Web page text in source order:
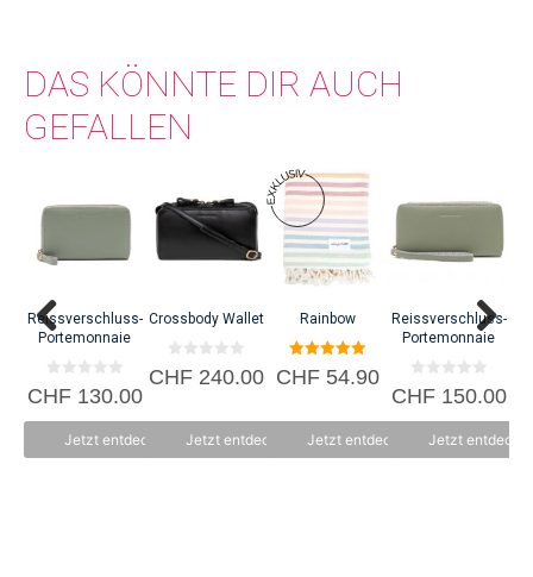
DAS KÖNNTE DIR AUCH
GEFALLEN
Reissverschluss-
Portemonnaie
0
v
CHF130.00
Jetzt entdecken
Crossbody Wallet
0
v
CHF240.00
Jetzt entdecken
Rainbow
5.00
von 5
CHF54.90
Jetzt entdecken
Reissverschluss-
Portemonnaie
0
v
CHF150.00
Jetzt